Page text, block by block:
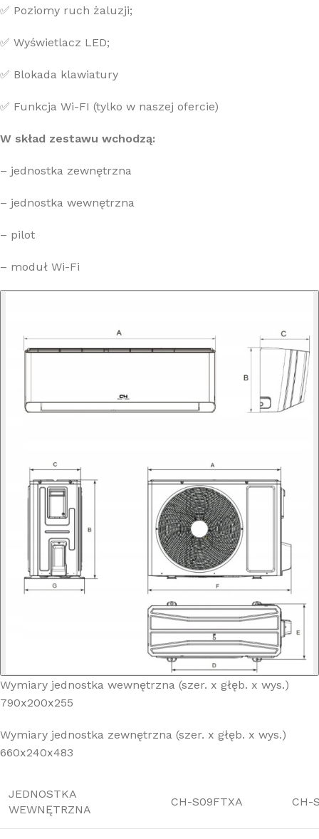
✅ Poziomy ruch żaluzji;
✅ Wyświetlacz LED;
✅ Blokada klawiatury
✅ Funkcja Wi-FI (tylko w naszej ofercie)
W skład zestawu wchodzą:
– jednostka zewnętrzna
– jednostka wewnętrzna
– pilot
– moduł Wi-Fi
Wymiary jednostka wewnętrzna (szer. x głęb. x wys.)
790x200x255
Wymiary jednostka zewnętrzna (szer. x głęb. x wys.)
660x240x483
JEDNOSTKA
WEWNĘTRZNA
CH-S09FTXA CH-